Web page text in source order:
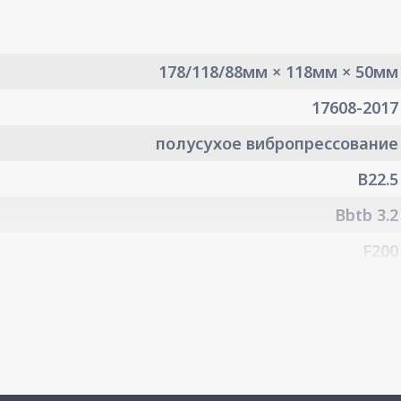
178/118/88мм × 118мм × 50мм
17608-2017
полусухое вибропрессование
B22.5
Bbtb 3.2
F200
110